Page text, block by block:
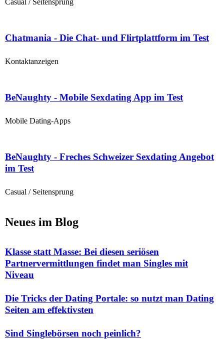
Chatmania - Die Chat- und Flirtplattform im Test
Kontaktanzeigen
BeNaughty - Mobile Sexdating App im Test
Mobile Dating-Apps
BeNaughty - Freches Schweizer Sexdating Angebot
im Test
Casual / Seitensprung
Neues im Blog
Klasse statt Masse: Bei diesen seriösen
Partnervermittlungen findet man Singles mit
Niveau
Die Tricks der Dating Portale: so nutzt man Dating
Seiten am effektivsten
Sind Singlebörsen noch peinlich?